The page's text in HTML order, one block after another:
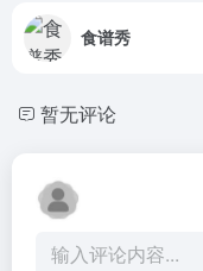
食谱秀
暂无评论